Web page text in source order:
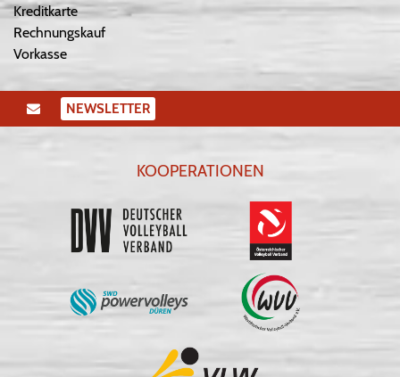
Kreditkarte
Rechnungskauf
Vorkasse
NEWSLETTER
KOOPERATIONEN